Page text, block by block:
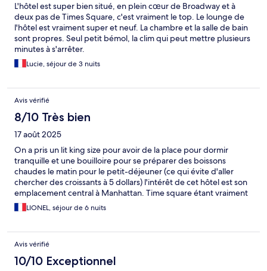
L'hôtel est super bien situé, en plein cœur de Broadway et à
deux pas de Times Square, c'est vraiment le top. Le lounge de
l'hôtel est vraiment super et neuf. La chambre et la salle de bain
sont propres. Seul petit bémol, la clim qui peut mettre plusieurs
minutes à s'arrêter.
Lucie, séjour de 3 nuits
Avis vérifié
8/10 Très bien
17 août 2025
On a pris un lit king size pour avoir de la place pour dormir
tranquille et une bouilloire pour se préparer des boissons
chaudes le matin pour le petit-déjeuner (ce qui évite d'aller
chercher des croissants à 5 dollars) l'intérêt de cet hôtel est son
emplacement central à Manhattan. Time square étant vraiment
affreux en cas d’affluence, je rechercherai peut-être un autre
hôtel. Mais finalement bon hôtel pas de regret.
LIONEL, séjour de 6 nuits
Avis vérifié
10/10 Exceptionnel